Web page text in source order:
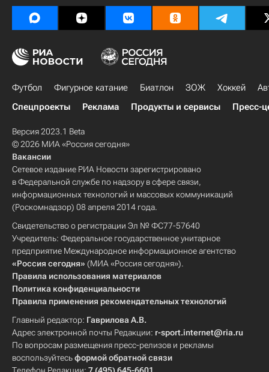
Футбол Фигурное катание Биатлон ЗОЖ Хоккей
Спецпроекты
Реклама Продукты и сервисы Пресс-
Версия 2023.1 Beta
© 2026 МИА «Россия сегодня»
Вакансии
Сетевое издание РИА Новости зарегистрировано
в Федеральной службе по надзору в сфере связи,
информационных технологий и массовых коммуникаций
(Роскомнадзор) 08 апреля 2014 года.
Свидетельство о регистрации Эл № ФС77-57640
Учредитель: Федеральное государственное унитарное
предприятие Международное информационное агентство
«Россия сегодня» (МИА «Россия сегодня»).
Правила использования материалов
Политика конфиденциальности
Правила применения рекомендательных технологий
Главный редактор: Гаврилова А.В.
Адрес электронной почты Редакции: r-sport.internet@ria.ru
По вопросам размещения пресс-релизов и рекламы
воспользуйтесьформой обратной связи